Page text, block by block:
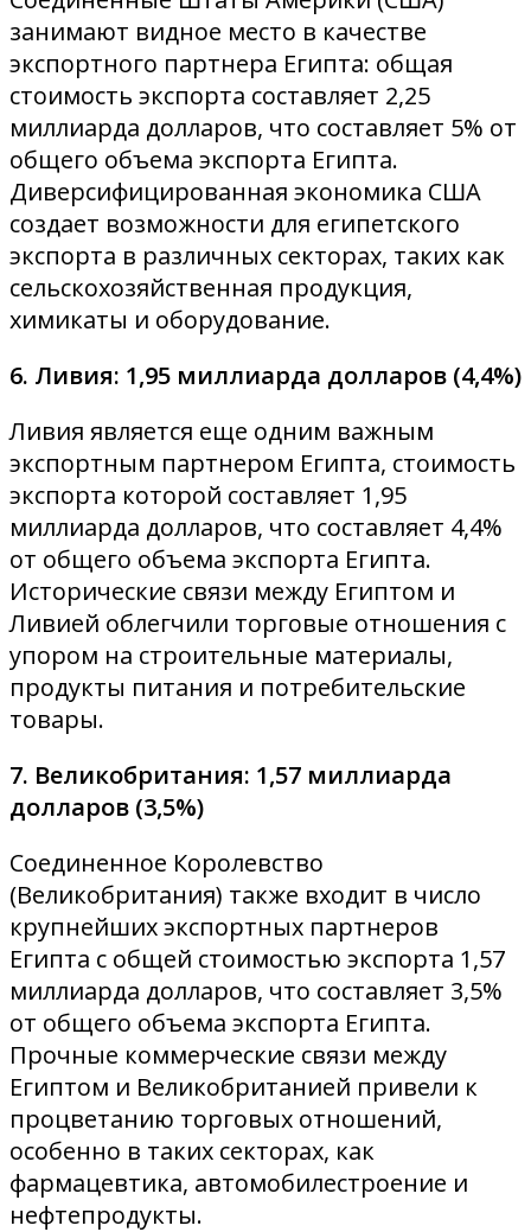
занимают видное место в качестве
экспортного партнера Египта: общая
стоимость экспорта составляет 2,25
миллиарда долларов, что составляет 5% от
общего объема экспорта Египта.
Диверсифицированная экономика США
создает возможности для египетского
экспорта в различных секторах, таких как
сельскохозяйственная продукция,
химикаты и оборудование.
6. Ливия: 1,95 миллиарда долларов (4,4%)
Ливия является еще одним важным
экспортным партнером Египта, стоимость
экспорта которой составляет 1,95
миллиарда долларов, что составляет 4,4%
от общего объема экспорта Египта.
Исторические связи между Египтом и
Ливией облегчили торговые отношения с
упором на строительные материалы,
продукты питания и потребительские
товары.
7. Великобритания: 1,57 миллиарда
долларов (3,5%)
Соединенное Королевство
(Великобритания) также входит в число
крупнейших экспортных партнеров
Египта с общей стоимостью экспорта 1,57
миллиарда долларов, что составляет 3,5%
от общего объема экспорта Египта.
Прочные коммерческие связи между
Египтом и Великобританией привели к
процветанию торговых отношений,
особенно в таких секторах, как
фармацевтика, автомобилестроение и
нефтепродукты.